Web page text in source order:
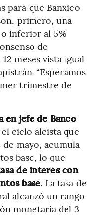
para que Banxico
primero, una
inferior al 5%
de
meses vista igual
“Esperamos
trimestre de
en jefe de Banco
ciclo alcista que
de mayo, acumula
base, lo que
de interés con
base. La tasa de
alcanzó un rango
monetaria del 3